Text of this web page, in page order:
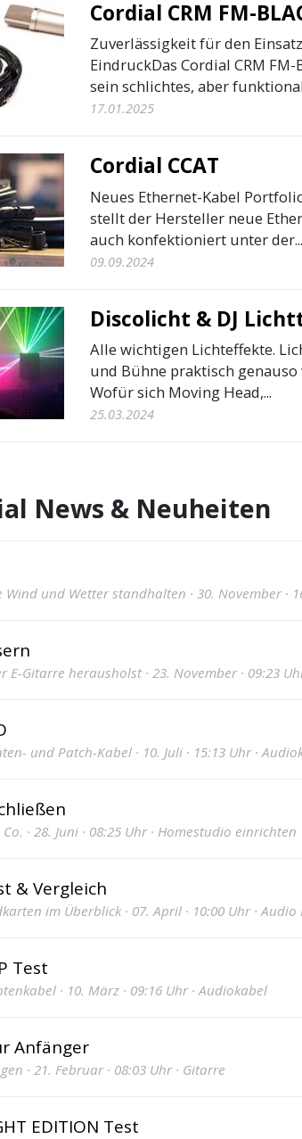
Cordial CRM FM-
Zuverlässigkeit für den
EindruckDas Cordial CRM
sein schlichtes, aber
17.01.2025
Cordial CCAT
Neues Ethernet-Kabel
stellt der Hersteller neue
auch konfektioniert unter der...
09.09.2024
Discolicht & DJ
Alle wichtigen Lichteffekte.
und Bühne praktisch
Wofür sich Moving Head,...
25.03.2024
News & Neuheiten
und Wetter standhalten · 30. November ·
E-Gitarre herausholst · 23. November · 09:23
und Patch-Kabel · 10. Juli · 15:13 Uhr ·
· 28. Juni · 08:25 Uhr · Homestudio einrichten
& Vergleich
im Überblick · 07. April · 10:00 Uhr ·
Test
· 10. März · 09:16 Uhr · Audiokabel
Anfänger
· 21. Februar · 08:03 Uhr · Gitarre
EDITION Test